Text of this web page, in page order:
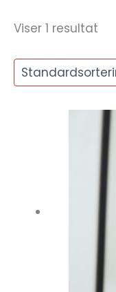
Viser 1 resultat